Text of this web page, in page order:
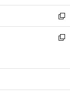
開
く
ウ
で
開
く
ン
ド
ウ
で
ウ
ィ
ン
ド
開
新
し
い
ン
ウ
新
ウ
ン